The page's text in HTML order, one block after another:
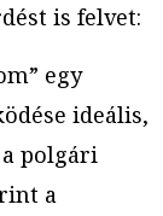
is felvet:
egy
ideális,
polgári
a